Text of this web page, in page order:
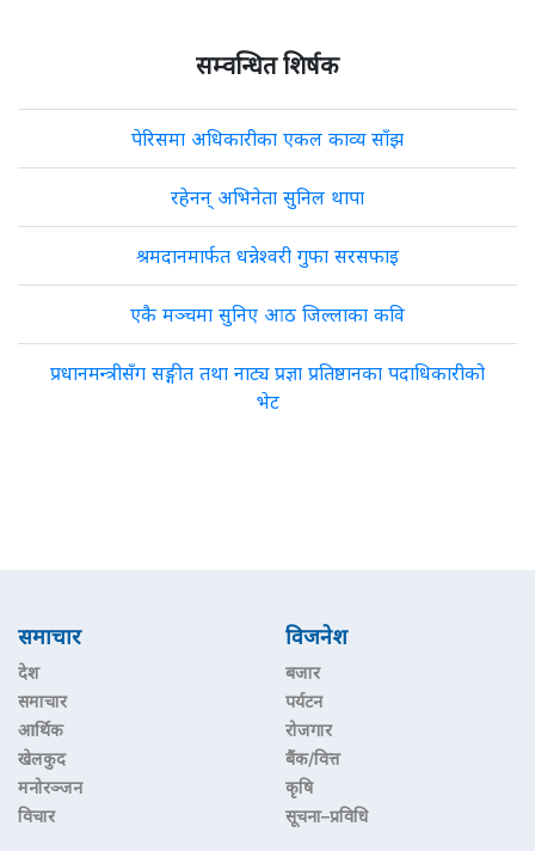
सम्वन्धित शिर्षक
पेरिसमा अधिकारीका एकल काव्य साँझ
रहेनन् अभिनेता सुनिल थापा
श्रमदानमार्फत धन्नेश्वरी गुफा सरसफाइ
एकै मञ्चमा सुनिए आठ जिल्लाका कवि
प्रधानमन्त्रीसँग सङ्गीत तथा नाट्य प्रज्ञा प्रतिष्ठानका पदाधिकारीको
भेट
समाचार
देश
समाचार
आर्थिक
खेलकुद
मनोरञ्जन
विचार
विजनेश
बजार
पर्यटन
रोजगार
बैंक/वित्त
कृषि
सूचना–प्रविधि